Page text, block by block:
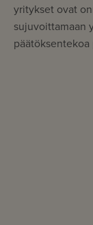
yritykset ovat
sujuvoittamaan